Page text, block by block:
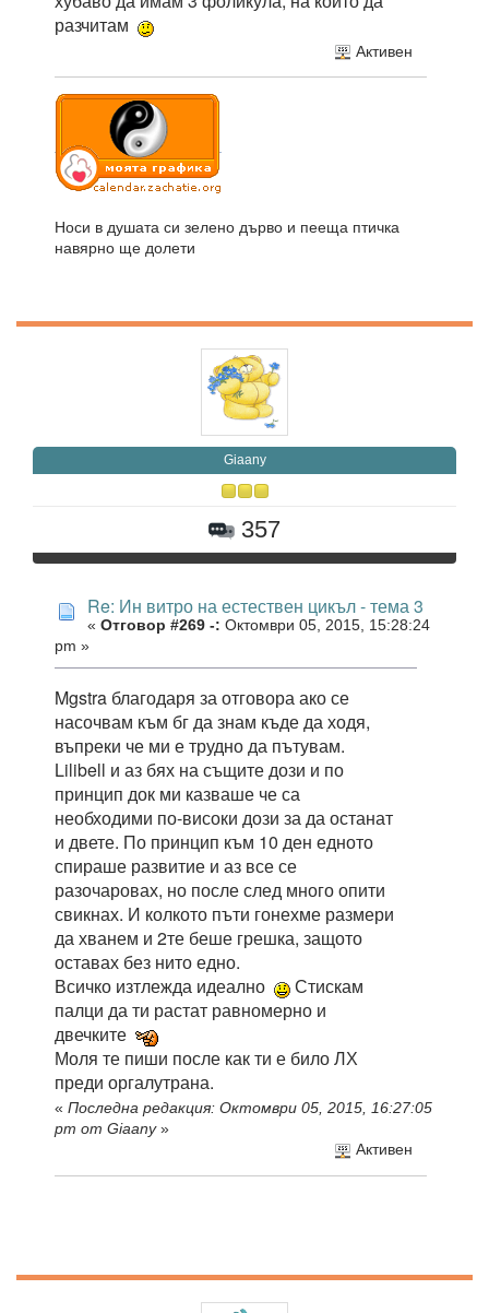
разчитам
Активен
Носи в душата си зелено дърво и пееща птичка
навярно ще долети
Giaany
357
Re: Ин витро на естествен цикъл - тема 3
« Отговор #269 -: Октомври 05, 2015, 15:28:24
pm »
Mgstra благодаря за отговора ако се
насочвам към бг да знам къде да ходя,
въпреки че ми е трудно да пътувам.
Lilibell и аз бях на същите дози и по
принцип док ми казваше че са
необходими по-високи дози за да останат
и двете. По принцип към 10 ден едното
спираше развитие и аз все се
разочаровах, но после след много опити
свикнах. И колкото пъти гонехме размери
да хванем и 2те беше грешка, защото
оставах без нито едно.
Всичко изтлежда идеално
Стискам
палци да ти растат равномерно и
двечките
Моля те пиши после как ти е било ЛХ
преди оргалутрана.
« Последна редакция: Октомври 05, 2015, 16:27:05
pm от Giaany»
Активен